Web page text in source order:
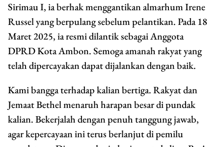
Sirimau I, ia berhak menggantikan almarhum Irene
Russel yang berpulang sebelum pelantikan. Pada 18
Maret 2025, ia resmi dilantik sebagai Anggota
DPRD Kota Ambon. Semoga amanah rakyat yang
telah dipercayakan dapat dijalankan dengan baik.
Kami bangga terhadap kalian bertiga. Rakyat dan
Jemaat Bethel menaruh harapan besar di pundak
kalian. Bekerjalah dengan penuh tanggung jawab,
agar kepercayaan ini terus berlanjut di pemilu